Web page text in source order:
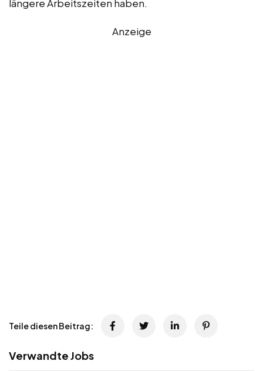
längere Arbeitszeiten haben.
Anzeige
Teile diesen Beitrag:
Verwandte Jobs